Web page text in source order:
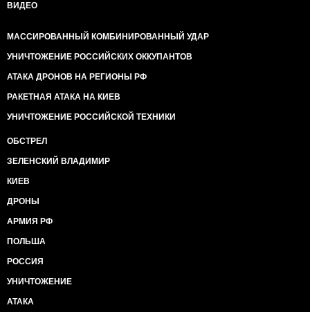
ВИДЕО
МАССИРОВАННЫЙ КОМБИНИРОВАННЫЙ УДАР
УНИЧТОЖЕНИЕ РОССИЙСКИХ ОККУПАНТОВ
АТАКА ДРОНОВ НА РЕГИОНЫ РФ
РАКЕТНАЯ АТАКА НА КИЕВ
УНИЧТОЖЕНИЕ РОССИЙСКОЙ ТЕХНИКИ
ОБСТРЕЛ
ЗЕЛЕНСКИЙ ВЛАДИМИР
КИЕВ
ДРОНЫ
АРМИЯ РФ
ПОЛЬША
РОССИЯ
УНИЧТОЖЕНИЕ
АТАКА